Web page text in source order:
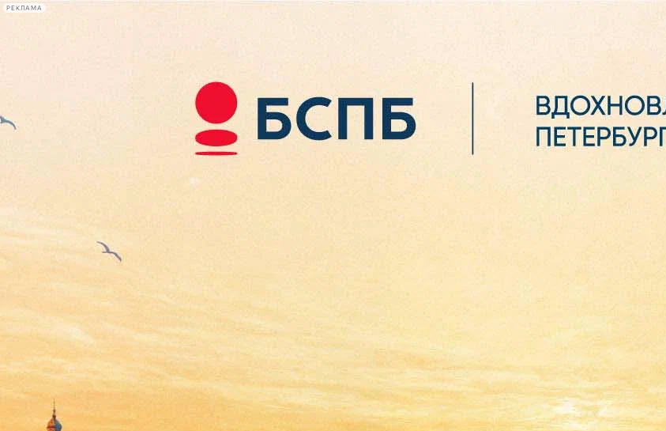
РЕКЛАМА
лекции
книги
Фактическое открытие музея Фаберже перенесено на март
07 февраля 2014,